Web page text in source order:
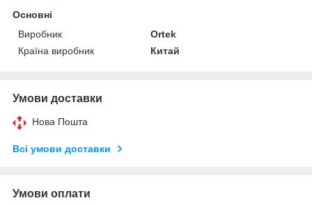
Основні
Виробник
Ortek
Країна виробник
Китай
Умови доставки
Нова Пошта
Всі умови доставки
Умови оплати